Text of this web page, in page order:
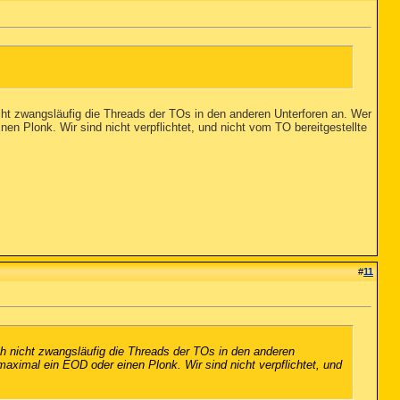
zwangsläufig die Threads der TOs in den anderen Unterforen an. Wer
Plonk. Wir sind nicht verpflichtet, und nicht vom TO bereitgestellte
#11
zwangsläufig die Threads der TOs in den anderen
ein EOD oder einen Plonk. Wir sind nicht verpflichtet, und